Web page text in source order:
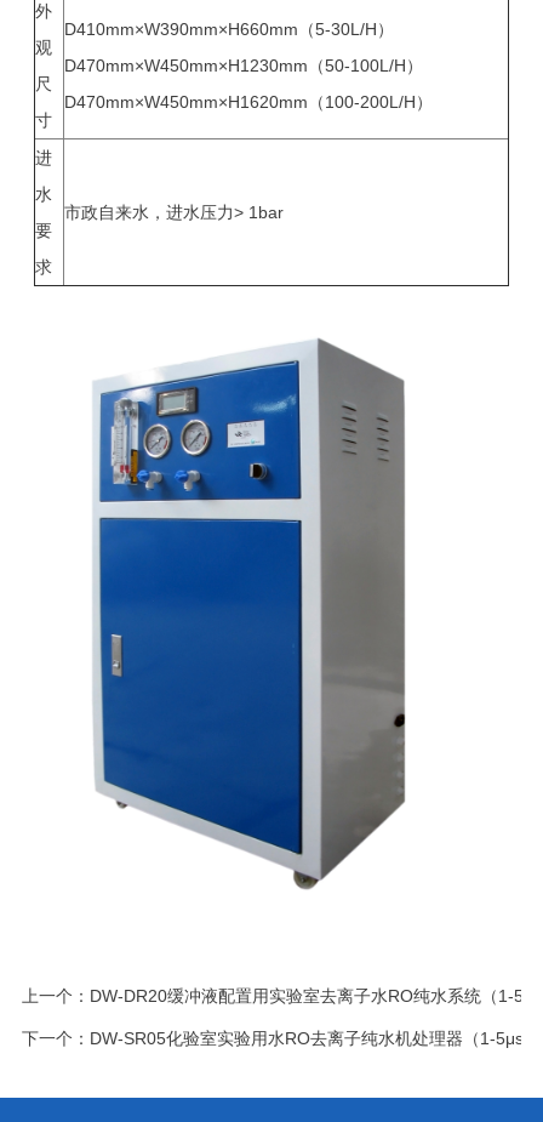
外
观
尺
寸
D410mm×W390mm×H660mm（5-30L/H）
D470mm×W450mm×H1230mm（50-100L/H）
D470mm×W450mm×H1620mm（100-200L/H）
进
水
要
求
市政自来水，进水压力> 1bar
上一个： DW-DR20缓冲液配置用实验室去离子水RO纯水系统（1-
下一个： DW-SR05化验室实验用水RO去离子纯水机处理器（1-5μs）